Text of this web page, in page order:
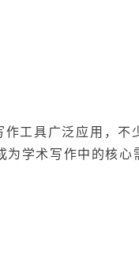
作工具广泛应用，不
为学术写作中的核心